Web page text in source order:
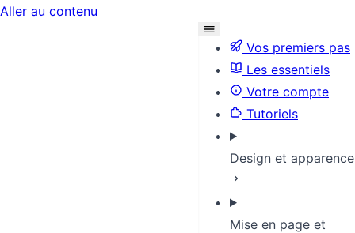
Aller au contenu
Vos premiers pas
Les essentiels
Votre compte
Tutoriels
Design et apparence
Mise en page et